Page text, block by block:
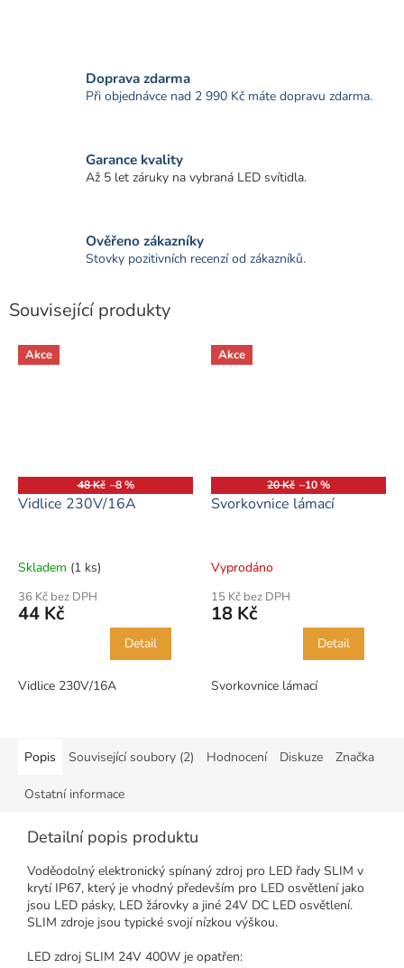
Doprava zdarma
Při objednávce nad 2 990 Kč máte dopravu zdarma.
Garance kvality
Až 5 let záruky na vybraná LED svítidla.
Ověřeno zákazníky
Stovky pozitivních recenzí od zákazníků.
Související produkty
Akce
48 Kč –8 %
Vidlice 230V/16A
Skladem (1 ks)
36 Kč bez DPH
44 Kč
Detail
Vidlice 230V/16A
Akce
20 Kč –10 %
Svorkovnice lámací
Vyprodáno
15 Kč bez DPH
18 Kč
Detail
Svorkovnice lámací
Popis Související soubory (2) Hodnocení Diskuze Značka
Ostatní informace
Detailní popis produktu
Voděodolný elektronický spínaný zdroj pro LED řady SLIM v
krytí IP67, který je vhodný především pro LED osvětlení jako
jsou LED pásky, LED žárovky a jiné 24V DC LED osvětlení.
SLIM zdroje jsou typické svojí nízkou výškou.
LED zdroj SLIM 24V 400W je opatřen: